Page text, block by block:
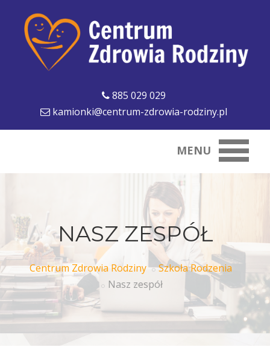
885 029 029
kamionki@centrum-zdrowia-rodziny.pl
MENU
NASZ ZESPÓŁ
Centrum Zdrowia Rodziny
Szkoła Rodzenia
Nasz zespół